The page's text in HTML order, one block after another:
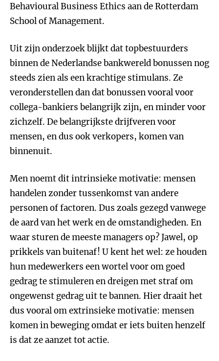
Behavioural Business Ethics aan de Rotterdam
School of Management.
Uit zijn onderzoek blijkt dat topbestuurders
binnen de Nederlandse bankwereld bonussen nog
steeds zien als een krachtige stimulans. Ze
veronderstellen dan dat bonussen vooral voor
collega-bankiers belangrijk zijn, en minder voor
zichzelf. De belangrijkste drijfveren voor
mensen, en dus ook verkopers, komen van
binnenuit.
Men noemt dit intrinsieke motivatie: mensen
handelen zonder tussenkomst van andere
personen of factoren. Dus zoals gezegd vanwege
de aard van het werk en de omstandigheden. En
waar sturen de meeste managers op? Jawel, op
prikkels van buitenaf! U kent het wel: ze houden
hun medewerkers een wortel voor om goed
gedrag te stimuleren en dreigen met straf om
ongewenst gedrag uit te bannen. Hier draait het
dus vooral om extrinsieke motivatie: mensen
komen in beweging omdat er iets buiten henzelf
is dat ze aanzet tot actie.